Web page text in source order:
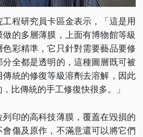
程研究員卡區金表示，「這是用
的多層薄膜，上面有博物館等級
彩精準，它只針對需要藝品要修
全都是透明的，這種圖層既可被
傳統的修復等級溶劑去溶解，因此
比傳統的手工修復快很多。」
印的高科技薄膜，覆蓋在毀損的
傷及原作，不滿意還可以將它們